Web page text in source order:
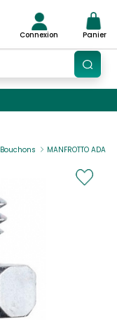
Connexion Panier
Bouchons MANFROTTO